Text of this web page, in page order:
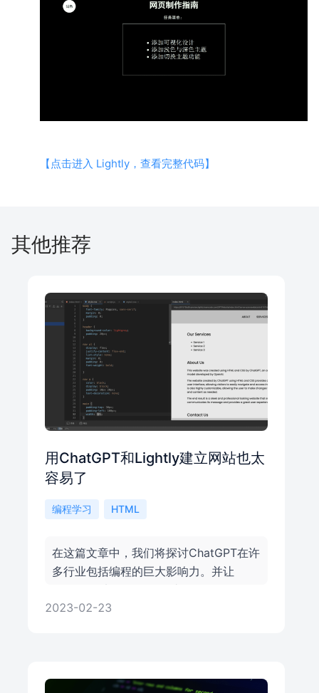
【点击进入 Lightly，查看完整代码】
其他推荐
用ChatGPT和Lightly建立网站也太
容易了
编程学习 HTML
在这篇文章中，我们将探讨ChatGPT在许
多行业包括编程的巨大影响力。并让
2023-02-23